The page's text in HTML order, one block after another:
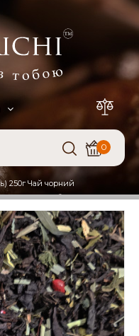
0
250г Чай чорний